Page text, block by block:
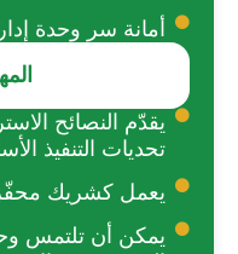
أمانة سر وحدة
يقدّم النصائح
تحديات التنفيذ
يعمل كشريك
يمكن أن تلتمس